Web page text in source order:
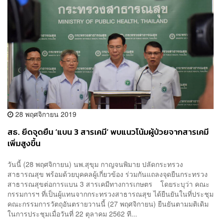
28 พฤศจิกายน 2019
สธ. ยึดจุดยืน ‘แบน 3 สารเคมี’ พบแนวโน้มผู้ป่วยจากสารเคมี
เพิ่มสูงขึ้น
วันนี้ (28 พฤศจิกายน) นพ.สุขุม กาญจนพิมาย ปลัดกระทรวง
สาธารณสุข พร้อมด้วยบุคคลผู้เกี่ยวข้อง ร่วมกันแถลงจุดยืนกระทรวง
สาธารณสุขต่อการแบน 3 สารเคมีทางการเกษตร โดยระบุว่า คณะ
กรรมการฯ ที่เป็นผู้แทนจากกระทรวงสาธารณสุข ได้ยืนยันในที่ประชุม
คณะกรรมการวัตถุอันตรายวานนี้ (27 พฤศจิกายน) ยืนยันตามมติเดิม
ในการประชุมเมื่อวันที่ 22 ตุลาคม 2562 ที...